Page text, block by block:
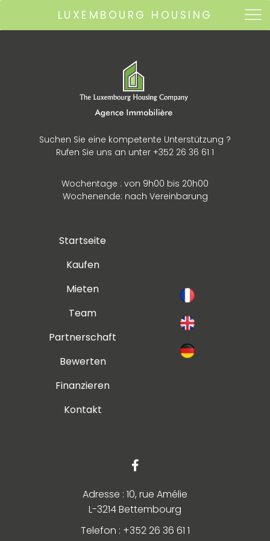
LUXEMBOURG HOUSING
Suchen Sie eine kompetente Unterstützung ?
Rufen Sie uns an unter +352 26 36 61 1
Wochentage : von 9h00 bis 20h00
Wochenende: nach Vereinbarung
Startseite
Kaufen
Mieten
Team
Partnerschaft
Bewerten
Finanzieren
Kontakt
Adresse : 10, rue Amélie
L-3214 Bettembourg
Telefon : +352 26 36 61 1